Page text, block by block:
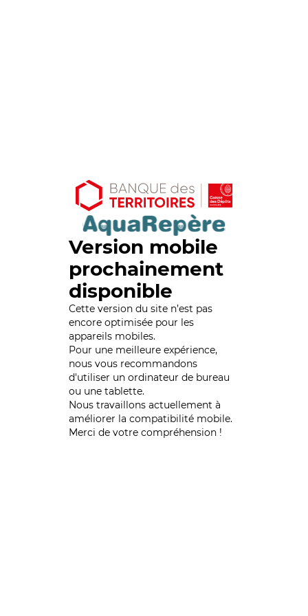
Version mobile
prochainement
disponible
Cette version du site n’est pas
encore optimisée pour les
appareils mobiles.
Pour une meilleure expérience,
nous vous recommandons
d'utiliser un ordinateur de bureau
ou une tablette.
Nous travaillons actuellement à
améliorer la compatibilité mobile.
Merci de votre compréhension !